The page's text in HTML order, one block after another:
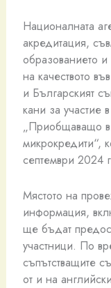
Националната
акредитация,
образованието и
на качеството
и Българският
кани за
„Приобщаващо
микрокредити“,
септември 2024
Мястото на
информация,
ще бъдат
участници. По
съпътстващите
от и на